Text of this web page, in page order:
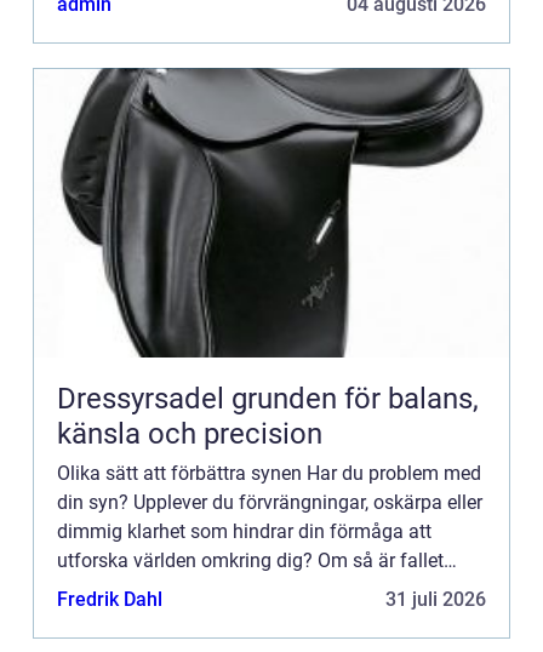
Dressyrsadel grunden för balans,
känsla och precision
Olika sätt att förbättra synen Har du problem med
din syn? Upplever du förvrängningar, oskärpa eller
dimmig klarhet som hindrar din förmåga att
utforska världen omkring dig? Om så är fallet
&au...
Fredrik Dahl 31 juli 2026